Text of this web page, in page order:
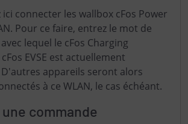
connecter les wallbox cFos Power
Pour ce faire, entrez le mot de
lequel le cFos Charging
EVSE est actuellement
appareils seront alors
à ce WLAN, le cas échéant.
commande